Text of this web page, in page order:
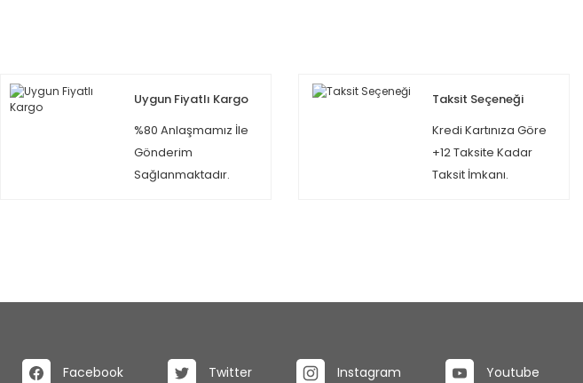
Uygun Fiyatlı Kargo
%80 Anlaşmamız İle
Gönderim
Sağlanmaktadır.
Taksit Seçeneği
Kredi Kartınıza Göre
+12 Taksite Kadar
Taksit İmkanı.
Facebook Twitter Instagram Youtube